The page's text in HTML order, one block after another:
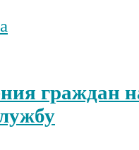
граждан